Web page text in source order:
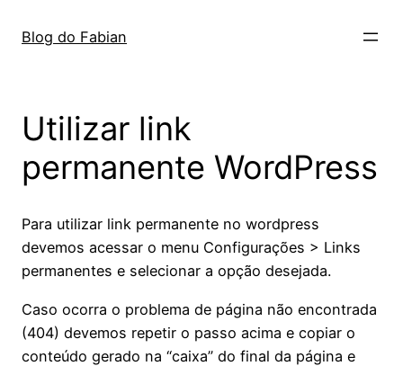
paraBlog do Fabian
Utilizar link
permanente WordPress
Para utilizar link permanente no wordpress
devemos acessar o menu Configurações > Links
permanentes e selecionar a opção desejada.
Caso ocorra o problema de página não encontrada
(404) devemos repetir o passo acima e copiar o
conteúdo gerado na “caixa” do final da página e